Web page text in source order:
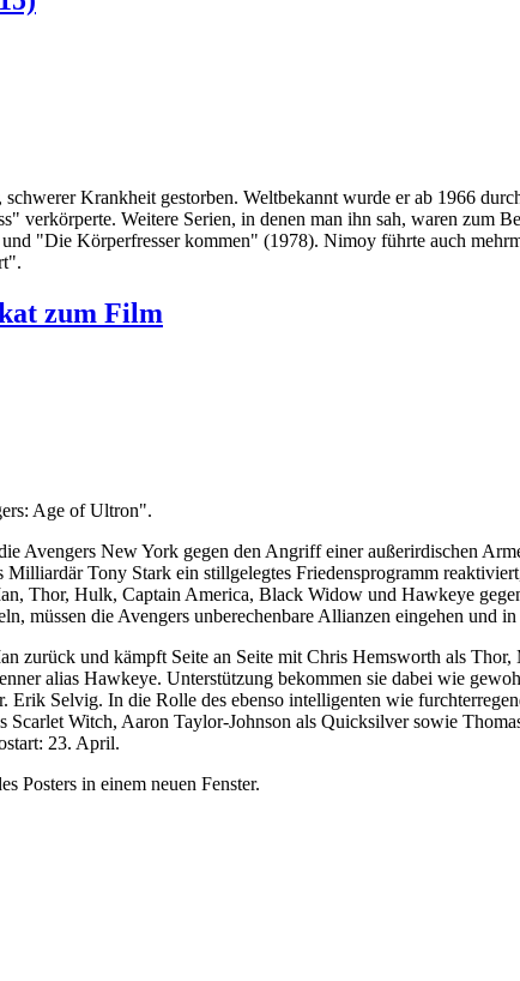
Krankheit gestorben. Weltbekannt wurde er ab 1966
verkörperte. Weitere Serien, in denen man ihn sah, waren
"Die Körperfresser kommen" (1978). Nimoy führte auch
zum Film
Age of Ultron".
Avengers New York gegen den Angriff einer außerirdischen
Milliardär Tony Stark ein stillgelegtes Friedensprogramm
Thor, Hulk, Captain America, Black Widow und Hawkeye
müssen die Avengers unberechenbare Allianzen eingehen und
zurück und kämpft Seite an Seite mit Chris Hemsworth als
alias Hawkeye. Unterstützung bekommen sie dabei wie
Selvig. In die Rolle des ebenso intelligenten wie
Scarlet Witch, Aaron Taylor-Johnson als Quicksilver sowie
23. April.
Posters in einem neuen Fenster.